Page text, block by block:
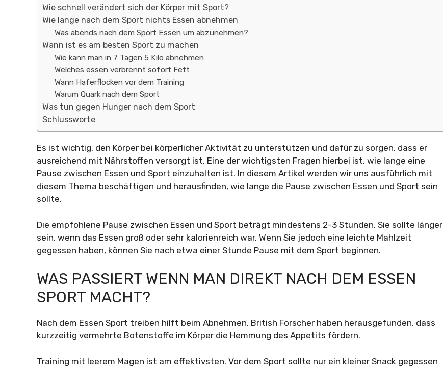
Wie schnell verändert sich der Körper mit Sport?
Wie lange nach dem Sport nichts Essen abnehmen
Was abends nach dem Sport Essen um abzunehmen?
Wann ist es am besten Sport zu machen
Wie kann man in 7 Tagen 5 Kilo abnehmen
Welches essen verbrennt sofort Fett
Wann Haferflocken vor dem Training
Warum Quark nach dem Sport
Was tun gegen Hunger nach dem Sport
Schlussworte
Es ist wichtig, den Körper bei körperlicher Aktivität zu unterstützen und dafür zu sorgen, dass er
ausreichend mit Nährstoffen versorgt ist. Eine der wichtigsten Fragen hierbei ist, wie lange eine
Pause zwischen Essen und Sport einzuhalten ist. In diesem Artikel werden wir uns ausführlich mit
diesem Thema beschäftigen und herausfinden, wie lange die Pause zwischen Essen und Sport sein
sollte.
Die empfohlene Pause zwischen Essen und Sport beträgt mindestens 2-3 Stunden. Sie sollte länger
sein, wenn das Essen groß oder sehr kalorienreich war. Wenn Sie jedoch eine leichte Mahlzeit
gegessen haben, können Sie nach etwa einer Stunde Pause mit dem Sport beginnen.
WAS PASSIERT WENN MAN DIREKT NACH DEM ESSEN
SPORT MACHT?
Nach dem Essen Sport treiben hilft beim Abnehmen. British Forscher haben herausgefunden, dass
kurzzeitig vermehrte Botenstoffe im Körper die Hemmung des Appetits fördern.
Training mit leerem Magen ist am effektivsten. Vor dem Sport sollte nur ein kleiner Snack gegessen